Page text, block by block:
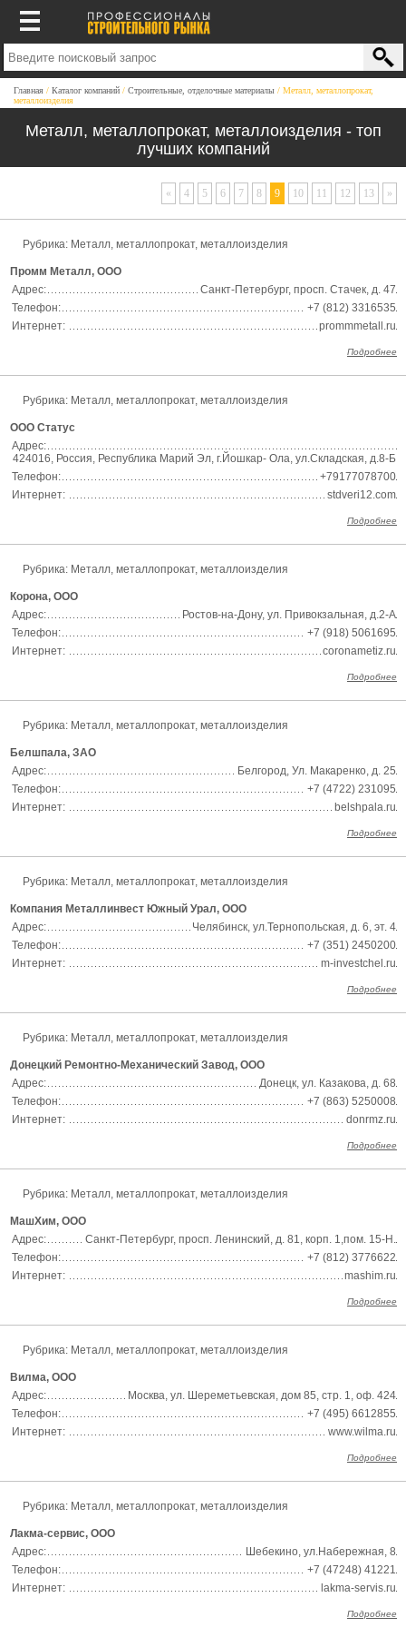
Главная Каталог компаний Строительные, отделочные материалы
Металл, металлопрокат,
металлоизделия
Металл, металлопрокат, металлоизделия - топ
лучших компаний
« 4 5 6 7 8 9 10 11 12 13 »
Рубрика: Металл, металлопрокат, металлоизделия
Промм Металл, ООО
Адрес:
Санкт-Петербург, просп. Стачек, д. 47
Телефон:
+7 (812) 3316535
Интернет:
prommmetall.ru
Подробнее
Рубрика: Металл, металлопрокат, металлоизделия
ООО Статус
Адрес:
424016, Россия, Республика Марий Эл, г.Йошкар- Ола, ул.Складская, д.8-Б
Телефон:
+79177078700
Интернет:
stdveri12.com
Подробнее
Рубрика: Металл, металлопрокат, металлоизделия
Корона, ООО
Адрес:
Ростов-на-Дону, ул. Привокзальная, д.2-А
Телефон:
+7 (918) 5061695
Интернет:
coronametiz.ru
Подробнее
Рубрика: Металл, металлопрокат, металлоизделия
Белшпала, ЗАО
Адрес:
Белгород, Ул. Макаренко, д. 25
Телефон:
+7 (4722) 231095
Интернет:
belshpala.ru
Подробнее
Рубрика: Металл, металлопрокат, металлоизделия
Компания Металлинвест Южный Урал, ООО
Адрес:
Челябинск, ул.Тернопольская, д. 6, эт. 4
Телефон:
+7 (351) 2450200
Интернет:
m-investchel.ru
Подробнее
Рубрика: Металл, металлопрокат, металлоизделия
Донецкий Ремонтно-Механический Завод, ООО
Адрес:
Донецк, ул. Казакова, д. 68
Телефон:
+7 (863) 5250008
Интернет:
donrmz.ru
Подробнее
Рубрика: Металл, металлопрокат, металлоизделия
МашХим, ООО
Адрес:
Санкт-Петербург, просп. Ленинский, д. 81, корп. 1,пом. 15-Н.
Телефон:
+7 (812) 3776622
Интернет:
mashim.ru
Подробнее
Рубрика: Металл, металлопрокат, металлоизделия
Вилма, ООО
Адрес:
Москва, ул. Шереметьевская, дом 85, стр. 1, оф. 424
Телефон:
+7 (495) 6612855
Интернет:
www.wilma.ru
Подробнее
Рубрика: Металл, металлопрокат, металлоизделия
Лакма-сервис, ООО
Адрес:
Шебекино, ул.Набережная, 8
Телефон:
+7 (47248) 41221
Интернет:
lakma-servis.ru
Подробнее